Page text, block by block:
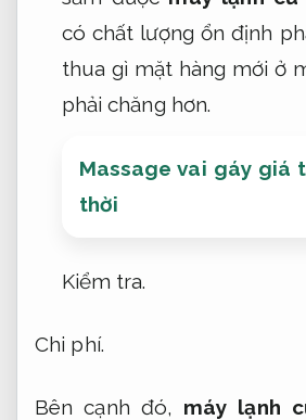
có chất lượng ổn định
thua gì mặt hàng mới ở
phải chăng hơn.
Massage vai gáy giá
thời
Kiểm tra.
Chi phí.
Bên cạnh đó, máy lạnh